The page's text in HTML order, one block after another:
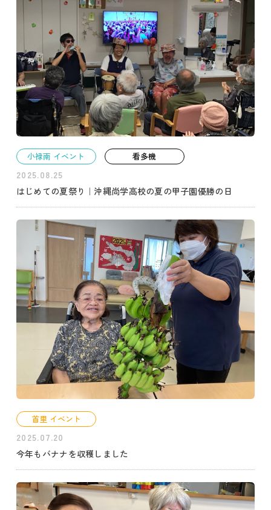
小禄南 イベント 看多機
2025.08.25
はじめての夏祭り｜沖縄尚学高校の夏の甲子園優勝の日
首里 イベント
2025.07.20
今年もバナナを収穫しました